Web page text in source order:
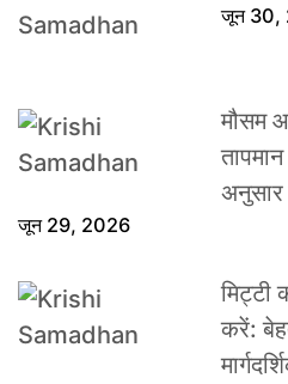
जून 30,
मौसम
जून 29, 2026
मिट्टी
करें: